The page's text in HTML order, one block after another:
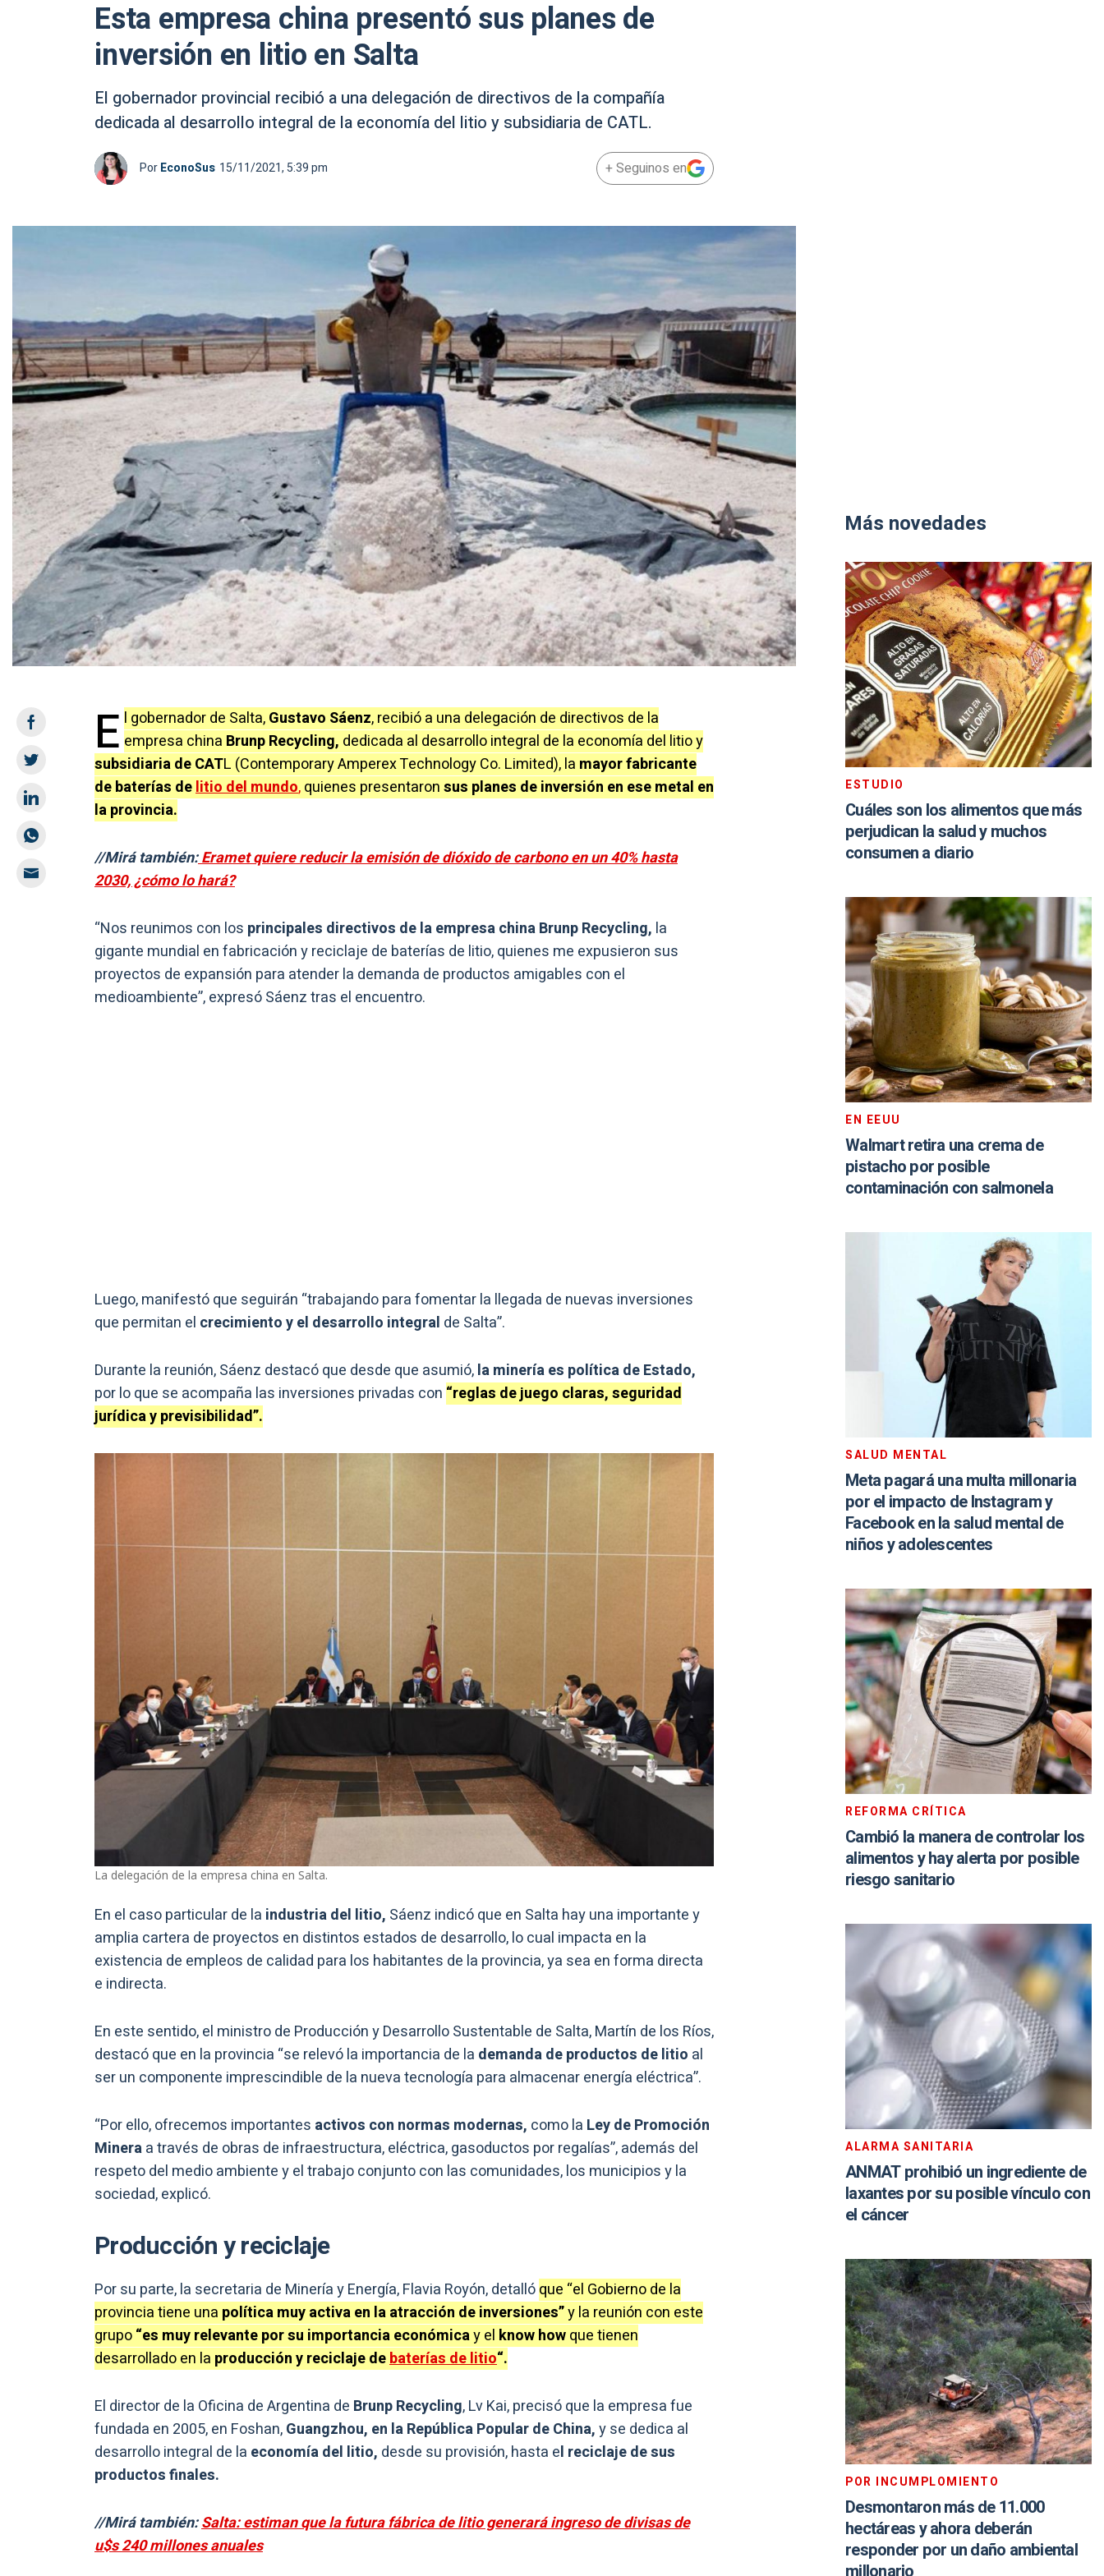
Esta empresa china presentó sus planes de
inversión en litio en Salta
El gobernador provincial recibió a una delegación de directivos de la compañía
dedicada al desarrollo integral de la economía del litio y subsidiaria de CATL.
PorEconoSus 15/11/2021, 5:39 pm + Seguinos en
E l gobernador de Salta,Gustavo Sáenz, recibió a una delegación de directivos de la
empresa china Brunp Recycling, dedicada al desarrollo integral de la economía del litio y
subsidiaria de CATL (Contemporary Amperex Technology Co. Limited), la mayor fabricante
de baterías delitio del mundo,quienes presentaronsus planes de inversión en ese metal en
la provincia.
//Mirá también:Eramet quiere reducir la emisión de dióxido de carbono en un 40% hasta
2030, ¿cómo lo hará?
“Nos reunimos con los principales directivos de la empresa china Brunp Recycling, la
gigante mundial en fabricación y reciclaje de baterías de litio, quienes me expusieron sus
proyectos de expansión para atender la demanda de productos amigables con el
medioambiente”, expresó Sáenz tras el encuentro.
Luego, manifestó que seguirán “trabajando para fomentar la llegada de nuevas inversiones
que permitan el crecimiento y el desarrollo integral de Salta”.
Durante la reunión, Sáenz destacó que desde que asumió,la minería es política de Estado,
por lo que se acompaña las inversiones privadas con “reglas de juego claras, seguridad
jurídica y previsibilidad”.
La delegación de la empresa china en Salta.
En el caso particular de la industria del litio, Sáenz indicó que en Salta hay una importante y
amplia cartera de proyectos en distintos estados de desarrollo, lo cual impacta en la
existencia de empleos de calidad para los habitantes de la provincia, ya sea en forma directa
e indirecta.
En este sentido, el ministro de Producción y Desarrollo Sustentable de Salta, Martín de los Ríos,
destacó que en la provincia “se relevó la importancia de la demanda de productos de litio al
ser un componente imprescindible de la nueva tecnología para almacenar energía eléctrica”.
“Por ello, ofrecemos importantes activos con normas modernas, como la Ley de Promoción
Mineraa través de obras de infraestructura, eléctrica, gasoductos por regalías”, además del
respeto del medio ambiente y el trabajo conjunto con las comunidades, los municipios y la
sociedad, explicó.
Producción y reciclaje
Por su parte, la secretaria de Minería y Energía, Flavia Royón, detallóque “el Gobierno de la
provincia tiene una política muy activa en la atracción de inversiones”y la reunión con este
grupo“es muy relevante por su importancia económicay el know howque tienen
desarrollado en la producción y reciclaje debaterías de litio“.
El director de la Oficina de Argentina de Brunp Recycling, Lv Kai, precisó que la empresa fue
fundada en 2005, en Foshan,Guangzhou, en la República Popular de China,y se dedica al
desarrollo integral de la economía del litio, desde su provisión, hasta el reciclaje de sus
productos finales.
//Mirá también:Salta: estiman que la futura fábrica de litio generará ingreso de divisas de
u$s 240 millones anuales
Más novedades
ESTUDIO
Cuáles son los alimentos que más
perjudican la salud y muchos
consumen a diario
EN EEUU
Walmart retira una crema de
pistacho por posible
contaminación con salmonela
SALUD MENTAL
Meta pagará una multa millonaria
por el impacto de Instagram y
Facebook en la salud mental de
niños y adolescentes
REFORMA CRÍTICA
Cambió la manera de controlar los
alimentos y hay alerta por posible
riesgo sanitario
ALARMA SANITARIA
ANMAT prohibió un ingrediente de
laxantes por su posible vínculo con
el cáncer
POR INCUMPLOMIENTO
Desmontaron más de 11.000
hectáreas y ahora deberán
responder por un daño ambiental